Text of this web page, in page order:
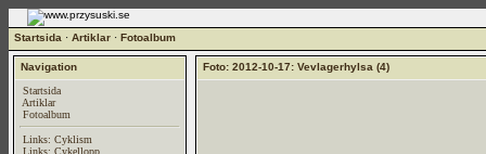
Startsida · Artiklar · Fotoalbum
Navigation
Startsida
Artiklar
Fotoalbum
Links: Cyklism
Links: Cykellopp
Foto: 2012-10-17: Vevlagerhylsa (4)